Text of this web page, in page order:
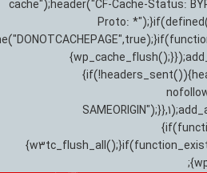
cache");header("CF-Cache-Status:
Proto: